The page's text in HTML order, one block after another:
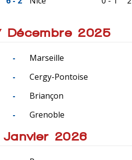
Décembre 2025
- Marseille
- Cergy-Pontoise
- Briançon
- Grenoble
Janvier 2026